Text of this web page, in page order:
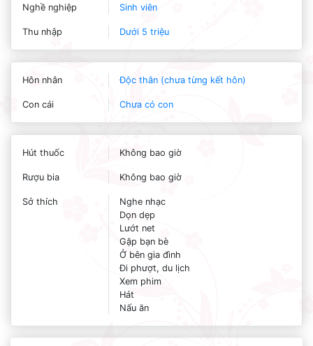
Nghề nghiệp Sinh viên
Thu nhập Dưới 5 triệu
Hôn nhân Độc thân (chưa từng kết hôn)
Con cái Chưa có con
Hút thuốc Không bao giờ
Rượu bia Không bao giờ
Sở thích
Nghe nhạc
Dọn dẹp
Lướt net
Gặp bạn bè
Ở bên gia đình
Đi phượt, du lịch
Xem phim
Hát
Nấu ăn